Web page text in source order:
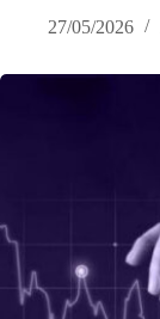
27/05/2026